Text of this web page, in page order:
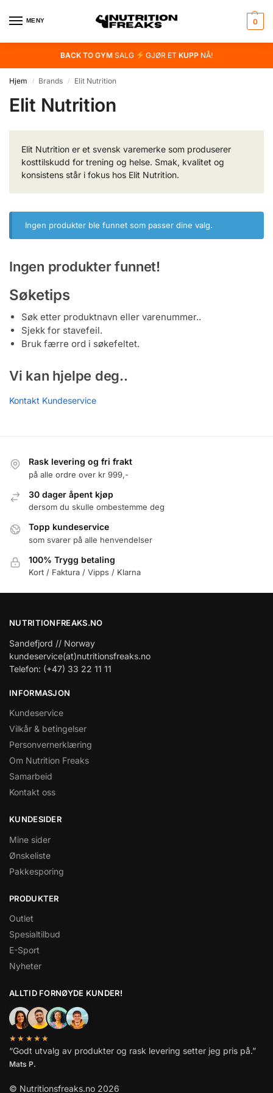
MENY 0
BACK TO GYMSALG GJØR ET KUPP NÅ!
Hjem / Brands / Elit Nutrition
Elit Nutrition
Elit Nutrition er et svensk varemerke som produserer
kosttilskudd for trening og helse. Smak, kvalitet og
konsistens står i fokus hos Elit Nutrition.
Ingen produkter ble funnet som passer dine valg.
Ingen produkter funnet!
Søketips
Søk etter produktnavn eller varenummer..
Sjekk for stavefeil.
Bruk færre ord i søkefeltet.
Vi kan hjelpe deg..
Kontakt Kundeservice
Rask levering og fri frakt
på alle ordre over kr 999,-
30 dager åpent kjøp
dersom du skulle ombestemme deg
Topp kundeservice
som svarer på alle henvendelser
100% Trygg betaling
Kort / Faktura / Vipps / Klarna
NUTRITIONFREAKS.NO
Sandefjord // Norway
kundeservice(at)nutritionsfreaks.no
Telefon: (+47) 33 22 11 11
INFORMASJON
Kundeservice
Vilkår & betingelser
Personvernerklæring
Om Nutrition Freaks
Samarbeid
Kontakt oss
KUNDESIDER
Mine sider
Ønskeliste
Pakkesporing
PRODUKTER
Outlet
Spesialtilbud
E-Sport
Nyheter
ALLTID FORNØYDE KUNDER!
★★★★★
“Godt utvalg av produkter og rask levering setter jeg pris på.”
Mats P.
© Nutritionsfreaks.no 2026